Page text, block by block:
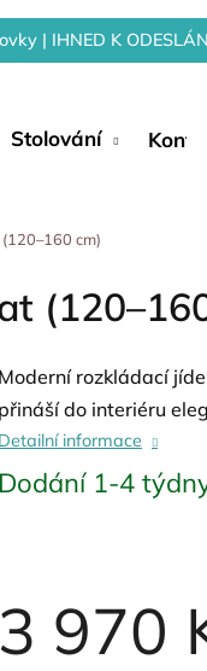
| IHNED K
Stolování
cm)
3 970
Dodání 1-4
Moderní rozkládací
přináší do interiéru
Detailní informace